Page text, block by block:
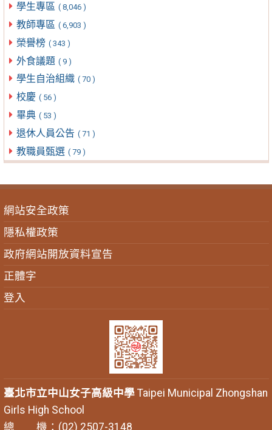
學生專區 ( 8,046 )
教師專區 ( 6,903 )
榮譽榜 ( 343 )
外食議題 ( 9 )
學生自治組織 ( 70 )
校慶 ( 56 )
畢典 ( 53 )
退休人員公告 ( 71 )
教職員甄選 ( 79 )
網站安全政策
隱私權政策
政府網站開放資料宣告
正體字
登入
臺北市立中山女子高級中學Taipei Municipal Zhongshan
Girls High School
總 機：(02) 2507-3148